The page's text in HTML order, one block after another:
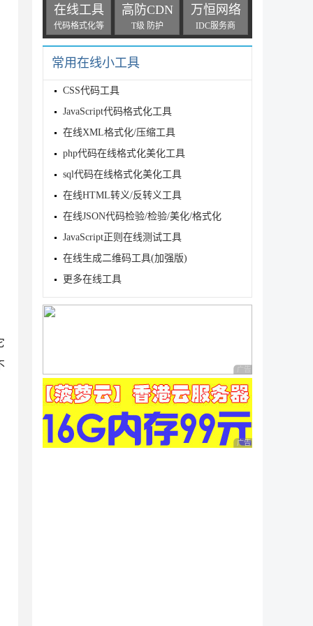
在线工具
代码格式化等
高防CDN
T级 防护
万恒网络
IDC服务商
常用在线小工具
CSS代码工具
JavaScript代码格式化工具
在线XML格式化/压缩工具
php代码在线格式化美化工具
sql代码在线格式化美化工具
在线HTML转义/反转义工具
在线JSON代码检验/检验/美化/格式化
JavaScript正则在线测试工具
在线生成二维码工具(加强版)
更多在线工具
广告 商业广告，理性
广告 商业广告，理性